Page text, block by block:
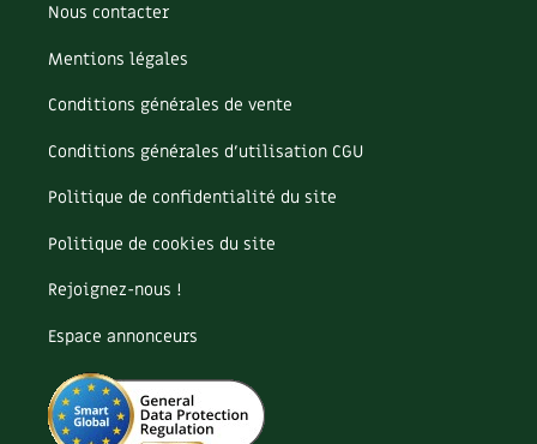
Société et alternatives
Autonomie
Enfants
Actions pour la planète
Archives
Nous contacter
Mentions légales
Conditions générales de vente
Conditions générales d’utilisation CGU
Politique de confidentialité du site
Politique de cookies du site
Rejoignez-nous !
Espace annonceurs